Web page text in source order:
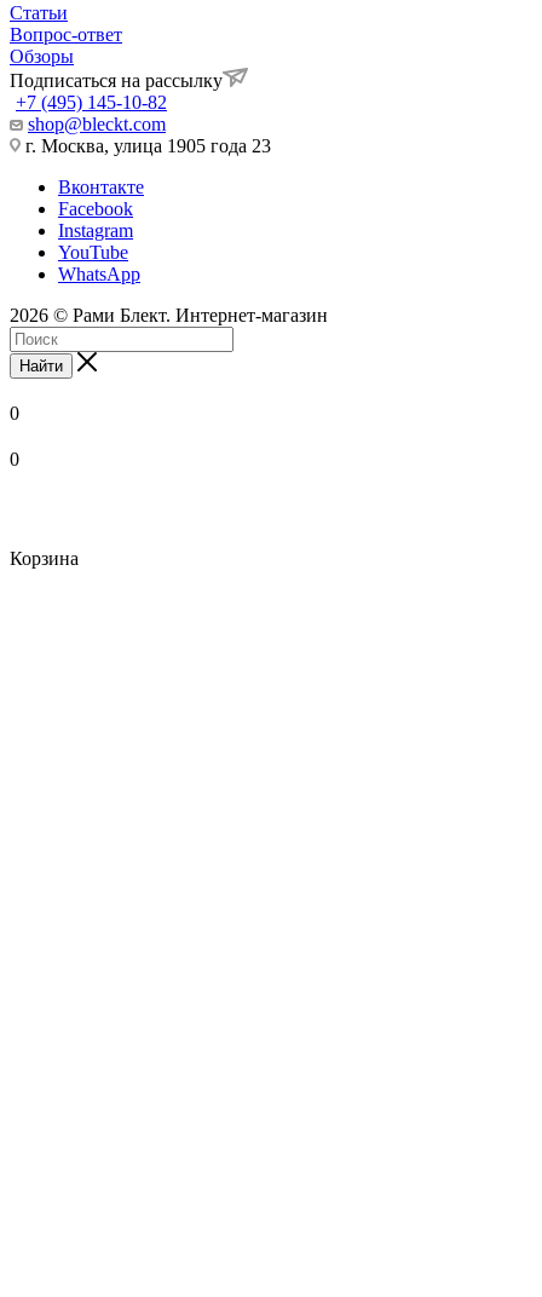
Статьи
Вопрос-ответ
Обзоры
Подписаться на рассылку
+7 (495) 145-10-82
shop@bleckt.com
г. Москва, улица 1905 года 23
Вконтакте
Facebook
Instagram
YouTube
WhatsApp
2026 © Рами Блект. Интернет-магазин
Найти
0
0
Корзина